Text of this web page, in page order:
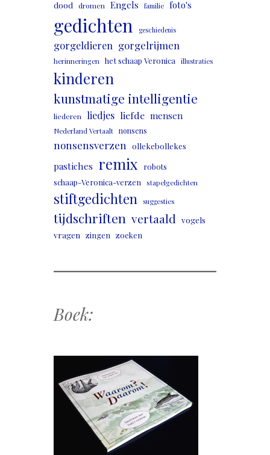
dood dromen Engels familie foto's
gedichten geschiedenis
gorgeldieren gorgelrijmen
herinneringen het schaap Veronica illustraties
kinderen
kunstmatige intelligentie
liederen liedjes liefde mensen
Nederland Vertaalt nonsens
nonsensverzen ollekebollekes
pastiches remix
robots
schaap-Veronica-verzen stapelgedichten
stiftgedichten suggesties
tijdschriften vertaald vogels
vragen zingen zoeken
Boek: